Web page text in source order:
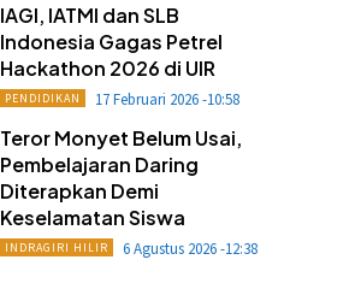
IAGI, IATMI dan SLB
Indonesia Gagas Petrel
Hackathon 2026 di UIR
PENDIDIKAN 17 Februari 2026 -10:58
Teror Monyet Belum Usai,
Pembelajaran Daring
Diterapkan Demi
Keselamatan Siswa
INDRAGIRI HILIR 6 Agustus 2026 -12:38